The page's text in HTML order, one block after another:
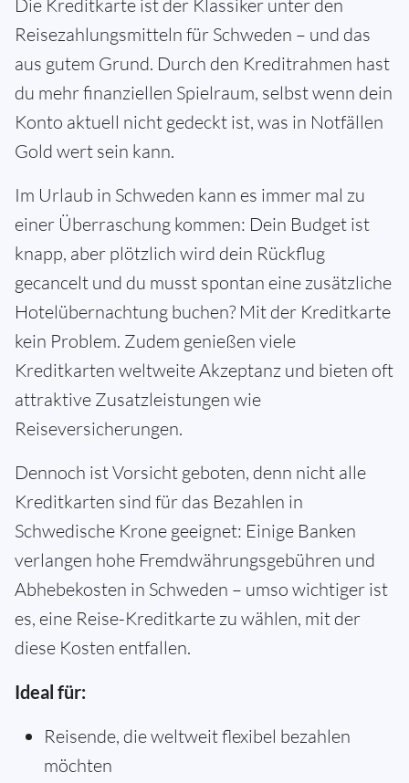
Die Kreditkarte ist der Klassiker unter den
Reisezahlungsmitteln für Schweden – und das
aus gutem Grund. Durch den Kreditrahmen hast
du mehr finanziellen Spielraum, selbst wenn dein
Konto aktuell nicht gedeckt ist, was in Notfällen
Gold wert sein kann.
Im Urlaub in Schweden kann es immer mal zu
einer Überraschung kommen: Dein Budget ist
knapp, aber plötzlich wird dein Rückflug
gecancelt und du musst spontan eine zusätzliche
Hotelübernachtung buchen? Mit der Kreditkarte
kein Problem. Zudem genießen viele
Kreditkarten weltweite Akzeptanz und bieten oft
attraktive Zusatzleistungen wie
Reiseversicherungen.
Dennoch ist Vorsicht geboten, denn nicht alle
Kreditkarten sind für das Bezahlen in
Schwedische Krone geeignet: Einige Banken
verlangen hohe Fremdwährungsgebühren und
Abhebekosten in Schweden – umso wichtiger ist
es, eine Reise-Kreditkarte zu wählen, mit der
diese Kosten entfallen.
Ideal für:
Reisende, die weltweit flexibel bezahlen
möchten